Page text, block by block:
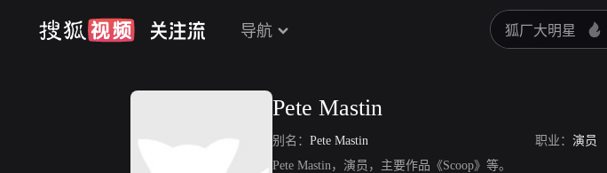
导航
Pete Mastin
别名： Pete Mastin 职业： 演员
Pete Mastin，演员，主要作品《Scoop》等。